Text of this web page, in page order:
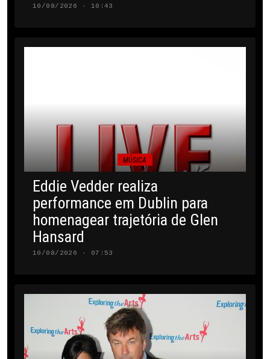
10/08/2026 · 10:43
MÚSICA
Eddie Vedder realiza
performance em Dublin para
homenagear trajetória de Glen
Hansard
10/08/2026 · 07:53